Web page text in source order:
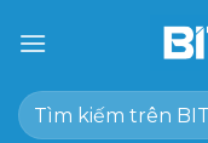
đến
dung
Tìm
kiếm: